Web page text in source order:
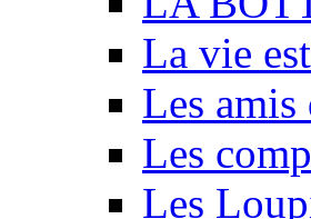
La vie
Les
Les
Les